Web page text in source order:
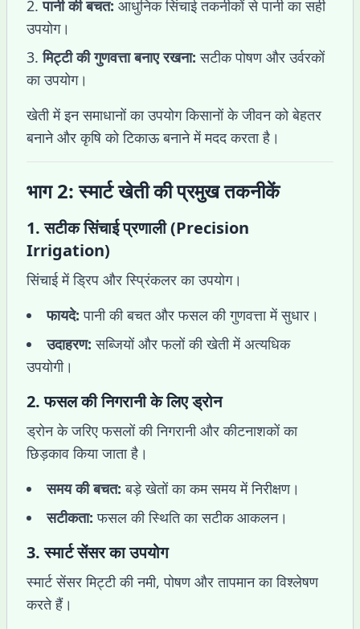
पानी की बचत: आधुनिक सिंचाई तकनीकों से पानी का सही
उपयोग।
मिट्टी की गुणवत्ता बनाए रखना: सटीक पोषण और उर्वरकों
का उपयोग।
खेती में इन समाधानों का उपयोग किसानों के जीवन को बेहतर
बनाने और कृषि को टिकाऊ बनाने में मदद करता है।
भाग 2: स्मार्ट खेती की प्रमुख तकनीकें
1.सटीक सिंचाई प्रणाली (Precision
Irrigation)
सिंचाई में ड्रिप और स्प्रिंकलर का उपयोग।
फायदे: पानी की बचत और फसल की गुणवत्ता में सुधार।
उदाहरण: सब्जियों और फलों की खेती में अत्यधिक
उपयोगी।
2.फसल की निगरानी के लिए ड्रोन
ड्रोन के जरिए फसलों की निगरानी और कीटनाशकों का
छिड़काव किया जाता है।
समय की बचत: बड़े खेतों का कम समय में निरीक्षण।
सटीकता: फसल की स्थिति का सटीक आकलन।
3.स्मार्ट सेंसर का उपयोग
स्मार्ट सेंसर मिट्टी की नमी, पोषण और तापमान का विश्लेषण
करते हैं।